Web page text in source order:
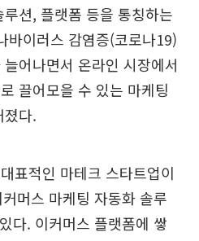
션, 플랫폼 등을 통칭하는
바이러스 감염증(코로나19)
어나면서 온라인 시장에서
끌어모을 수 있는 마케팅
졌다.
표적인 마테크 스타트업이
머스 마케팅 자동화 솔루
다. 이커머스 플랫폼에 쌓